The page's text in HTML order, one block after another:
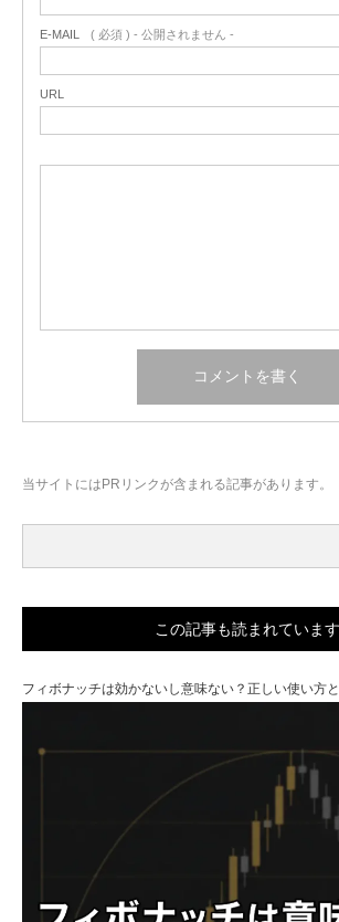
E-MAIL ( 必須 ) - 公開されません -
URL
当サイトにはPRリンクが含まれる記事があります。
この記事も読まれています
フィボナッチは効かないし意味ない？正しい使い方